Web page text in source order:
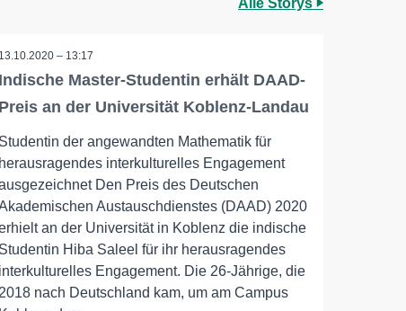
13.10.2020 – 13:17
Indische Master-Studentin erhält DAAD-
Preis an der Universität Koblenz-Landau
Studentin der angewandten Mathematik für
herausragendes interkulturelles Engagement
Den Preis des Deutschen
Austauschdienstes (DAAD) 2020
an der Universität in Koblenz die indische
Studentin Hiba Saleel für ihr herausragendes
interkulturelles Engagement. Die 26-Jährige, die
2018 nach Deutschland kam, um am Campus